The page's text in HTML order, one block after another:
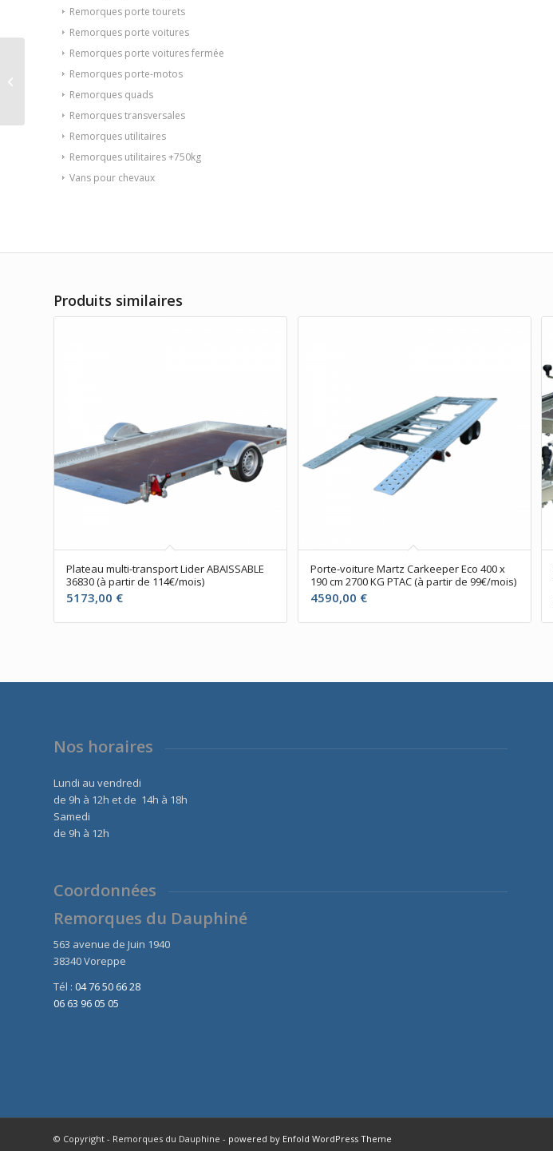
Remorques porte tourets
Remorques porte voitures
Remorques porte voitures fermée
Remorques porte-motos
Remorques quads
Remorques transversales
Remorques utilitaires
Remorques utilitaires +750kg
Vans pour chevaux
Produits similaires
Plateau multi-transport Lider ABAISSABLE
36830 (à partir de 114€/mois)
5173,00 €
Porte-voiture Martz Carkeeper Eco 400 x
190 cm 2700 KG PTAC (à partir de 99€/mois)
4590,00 €
Nos horaires
Lundi au vendredi
de 9h à 12h et de 14h à 18h
Samedi
de 9h à 12h
Coordonnées
Remorques du Dauphiné
563 avenue de Juin 1940
38340 Voreppe
Tél : 04 76 50 66 28
06 63 96 05 05
© Copyright - Remorques du Dauphine - powered by Enfold WordPress Theme
Plateau ridelles Saris
306 184 2700 2